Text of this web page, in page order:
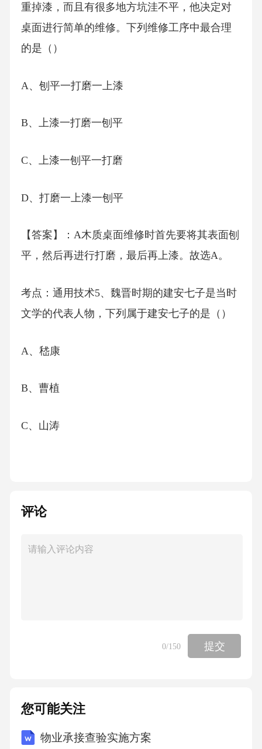
重掉漆，而且有很多地方坑洼不平，他决定对
桌面进行简单的维修。下列维修工序中最合理
的是（）
A、刨平一打磨一上漆
B、上漆一打磨一刨平
C、上漆一刨平一打磨
D、打磨一上漆一刨平
【答案】：A木质桌面维修时首先要将其表面刨
平，然后再进行打磨，最后再上漆。故选A。
考点：通用技术5、魏晋时期的建安七子是当时
文学的代表人物，下列属于建安七子的是（）
A、嵇康
B、曹植
C、山涛
B、人格相对稳定性
评论
0/150 提交
您可能关注
物业承接查验实施方案